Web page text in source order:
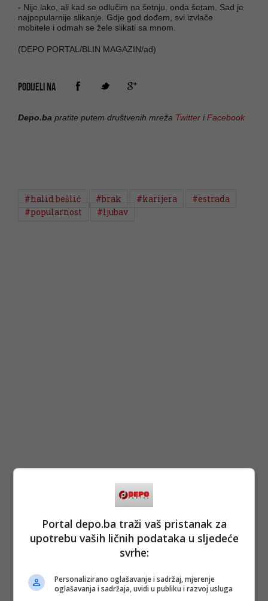
- Nije lako, ali kad se odlučim na šetnju, onda šetam. Sad je
najpopularnije slikanje. Gdje god dođem, svi izvlače
mobitele i odmah se žele slikati sa mnom.
(DEPO PORTAL/BLIN MAGAZIN/ad)
PODIJELI NA
Depo.ba pratite putem društvenih mreža Twitter iFacebook
#halid bešlić #brak #karijera
#estrada
#popularnost
#ljubav
Portal depo.ba traži vaš pristanak za
upotrebu vaših ličnih podataka u sljedeće
svrhe:
Personalizirano oglašavanje i sadržaj, mjerenje
oglašavanja i sadržaja, uvidi u publiku i razvoj usluga